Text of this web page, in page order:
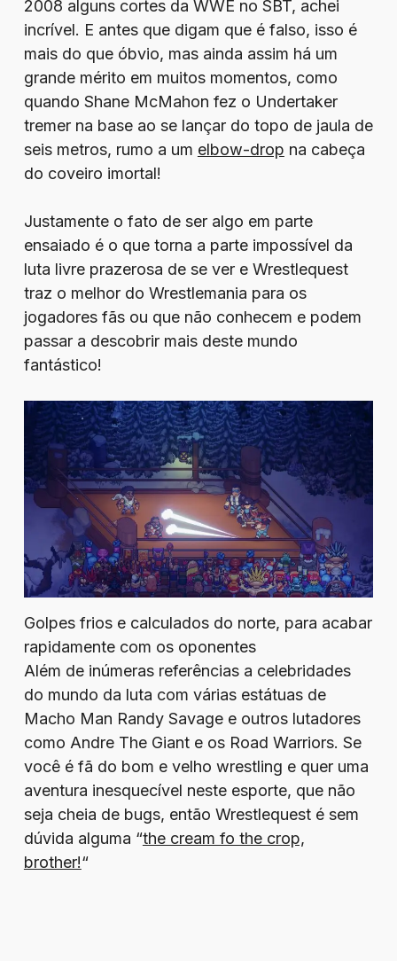
2008 alguns cortes da WWE no SBT, achei
incrível. E antes que digam que é falso, isso é
mais do que óbvio, mas ainda assim há um
grande mérito em muitos momentos, como
quando Shane McMahon fez o Undertaker
tremer na base ao se lançar do topo de jaula de
seis metros, rumo a um elbow-drop na cabeça
do coveiro imortal!
Justamente o fato de ser algo em parte
ensaiado é o que torna a parte impossível da
luta livre prazerosa de se ver e Wrestlequest
traz o melhor do Wrestlemania para os
jogadores fãs ou que não conhecem e podem
passar a descobrir mais deste mundo
fantástico!
Golpes frios e calculados do norte, para acabar
rapidamente com os oponentes
Além de inúmeras referências a celebridades
do mundo da luta com várias estátuas de
Macho Man Randy Savage e outros lutadores
como Andre The Giant e os Road Warriors. Se
você é fã do bom e velho wrestling e quer uma
aventura inesquecível neste esporte, que não
seja cheia de bugs, então Wrestlequest é sem
dúvida alguma “the cream fo the crop,
brother!“